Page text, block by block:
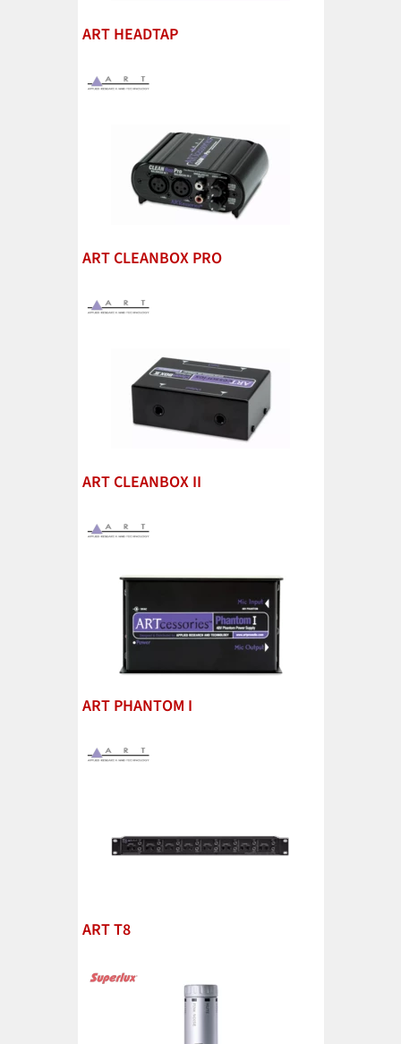
ART HEADTAP
ART CLEANBOX PRO
ART CLEANBOX II
ART PHANTOM I
ART T8